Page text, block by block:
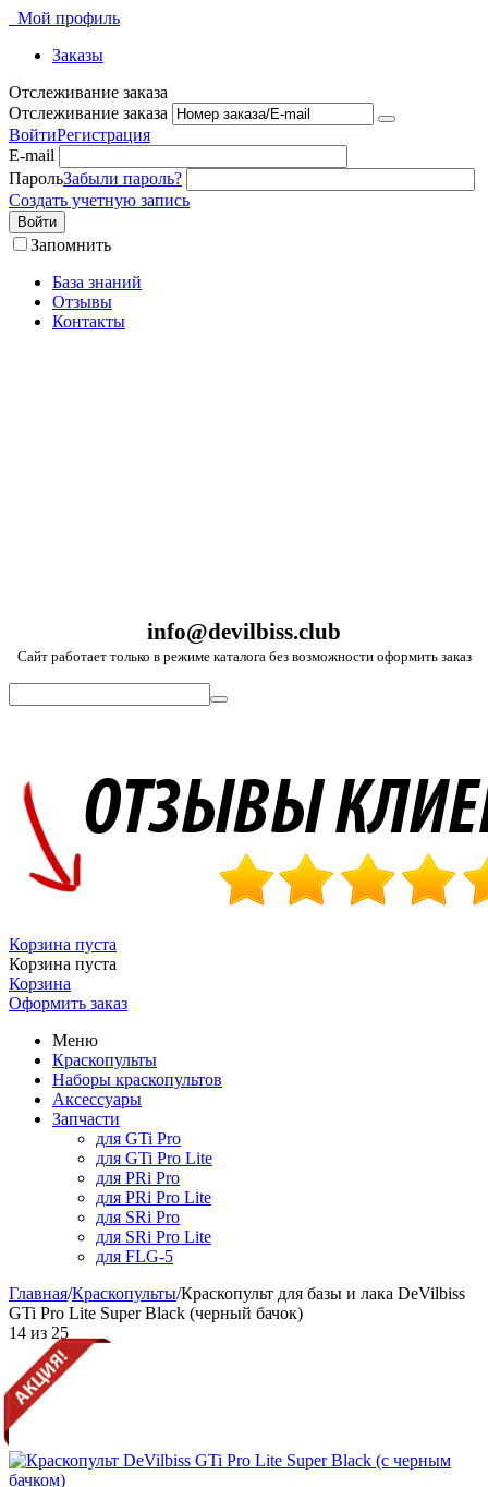
Мой профиль
Заказы
Отслеживание заказа
Отслеживание заказа
ВойтиРегистрация
E-mail
ПарольЗабыли пароль?
Создать учетную запись
Войти
Запомнить
База знаний
Отзывы
Контакты
info@devilbiss.club
Сайт работает только в режиме каталога без возможности оформить заказ
Корзина пуста
Корзина пуста
Корзина
Оформить заказ
Меню
Краскопульты
Наборы краскопультов
Аксессуары
Запчасти
для GTi Pro
для GTi Pro Lite
для PRi Pro
для PRi Pro Lite
для SRi Pro
для SRi Pro Lite
для FLG-5
Главная/Краскопульты/Краскопульт для базы и лака DeVilbiss
GTi Pro Lite Super Black (черный бачок)
14 из 25